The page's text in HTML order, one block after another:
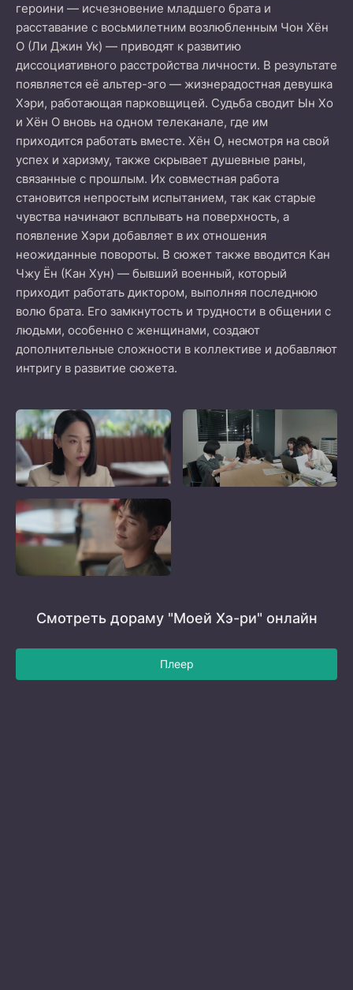
героини — исчезновение младшего брата и
расставание с восьмилетним возлюбленным Чон Хён
О (Ли Джин Ук) — приводят к развитию
диссоциативного расстройства личности. В результате
появляется её альтер-эго — жизнерадостная девушка
Хэри, работающая парковщицей. Судьба сводит Ын Хо
и Хён О вновь на одном телеканале, где им
приходится работать вместе. Хён О, несмотря на свой
успех и харизму, также скрывает душевные раны,
связанные с прошлым. Их совместная работа
становится непростым испытанием, так как старые
чувства начинают всплывать на поверхность, а
появление Хэри добавляет в их отношения
неожиданные повороты. В сюжет также вводится Кан
Чжу Ён (Кан Хун) — бывший военный, который
приходит работать диктором, выполняя последнюю
волю брата. Его замкнутость и трудности в общении с
людьми, особенно с женщинами, создают
дополнительные сложности в коллективе и добавляют
интригу в развитие сюжета.
Смотреть дораму "Моей Хэ-ри" онлайн
Плеер